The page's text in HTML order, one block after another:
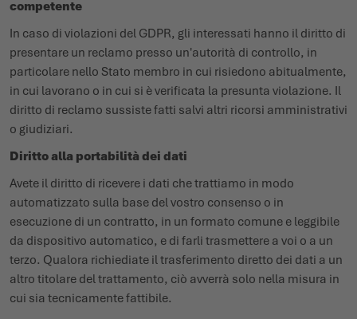
competente
In caso di violazioni del GDPR, gli interessati hanno il diritto di
presentare un reclamo presso un'autorità di controllo, in
particolare nello Stato membro in cui risiedono abitualmente,
in cui lavorano o in cui si è verificata la presunta violazione. Il
diritto di reclamo sussiste fatti salvi altri ricorsi amministrativi
o giudiziari.
Diritto alla portabilità dei dati
Avete il diritto di ricevere i dati che trattiamo in modo
automatizzato sulla base del vostro consenso o in
esecuzione di un contratto, in un formato comune e leggibile
da dispositivo automatico, e di farli trasmettere a voi o a un
terzo. Qualora richiediate il trasferimento diretto dei dati a un
altro titolare del trattamento, ciò avverrà solo nella misura in
cui sia tecnicamente fattibile.